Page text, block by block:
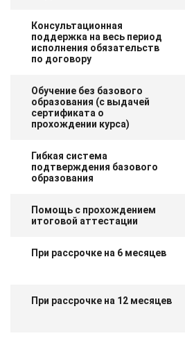
Консультационная
поддержка на весь период
исполнения обязательств
по договору
Обучение без базового
образования (с выдачей
сертификата о
прохождении курса)
Гибкая система
подтверждения базового
образования
Помощь с прохождением
итоговой аттестации
При рассрочке на 6 месяцев
При рассрочке на 12 месяцев